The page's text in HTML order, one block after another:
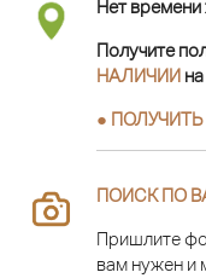
Нет времени
Получите
НАЛИЧИИ
●
ПОИСК ПО
Пришлите
вам нужен